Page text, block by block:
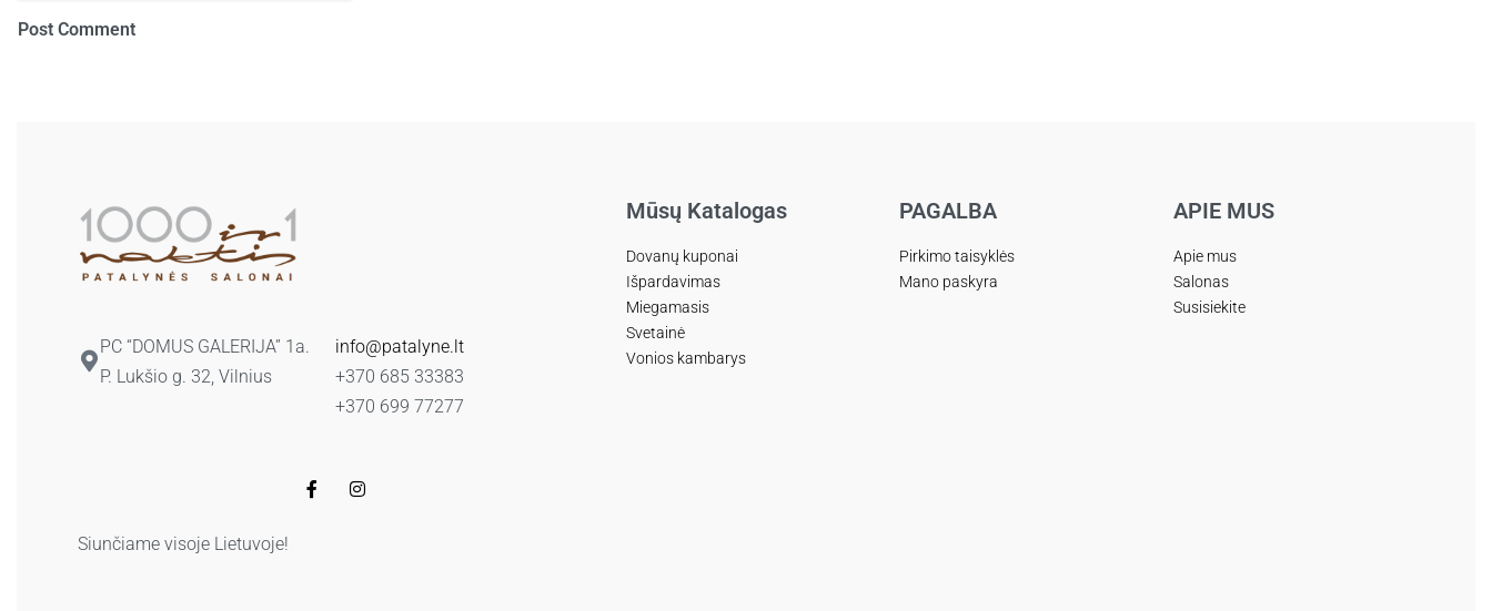
PC “DOMUS GALERIJA” 1a.
P. Lukšio g. 32, Vilnius
info@patalyne.lt
+370 685 33383
+370 699 77277
Siunčiame visoje Lietuvoje!
Mūsų Katalogas
Dovanų kuponai
Išpardavimas
Miegamasis
Svetainė
Vonios kambarys
PAGALBA
Pirkimo taisyklės
Mano paskyra
APIE MUS
Apie mus
Salonas
Susisiekite